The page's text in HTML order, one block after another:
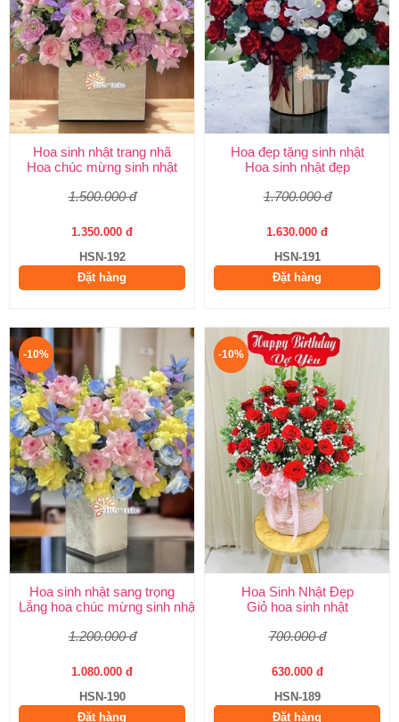
Hoa sinh nhật trang nhã
Hoa chúc mừng sinh nhật
1.500.000 đ
1.350.000 đ
HSN-192
Đặt hàng
Hoa đẹp tặng sinh nhật
Hoa sinh nhật đẹp
1.700.000 đ
1.630.000 đ
HSN-191
Đặt hàng
-10%
Hoa sinh nhật sang trọng
Lẵng hoa chúc mừng sinh nhật
1.200.000 đ
1.080.000 đ
HSN-190
Đặt hàng
-10%
Hoa Sinh Nhật Đẹp
Giỏ hoa sinh nhật
700.000 đ
630.000 đ
HSN-189
Đặt hàng